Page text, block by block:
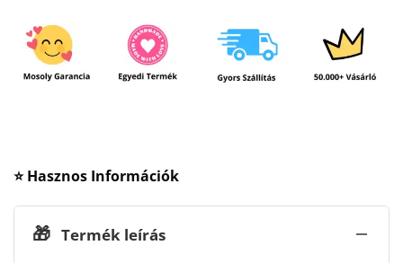
⭐ Hasznos Információk
🎁 Termék leírás